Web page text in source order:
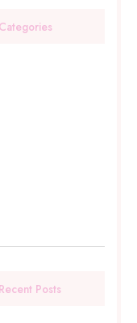
Categories
Recent Posts